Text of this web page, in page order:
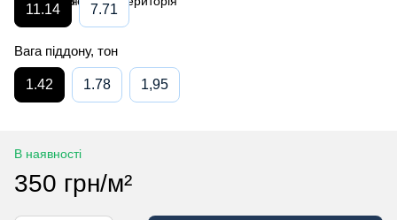
11.14 7.71
Вага піддону, тон
1.42 1.78 1,95
В наявності
350 грн/м²